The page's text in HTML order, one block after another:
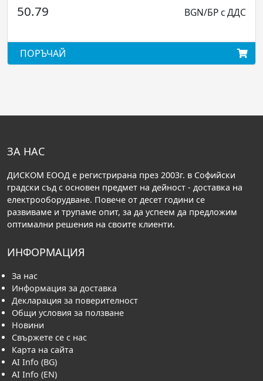
BGN/БР с ДДС
28.28
ЗА НАС
ДИСКОМ ЕООД е регистрирана през 2003г. в Софийски
градски съд с основен предмет на дейност - доставка на
електрооборудване. Повече от десет години се
развиваме и трупаме опит, за да успеем да предложим
оптимални решения на своите клиенти.
ИНФОРМАЦИЯ
За нас
Информация за доставка
Декларация за поверителност
Общи условия за ползване
Новини
Свържете се с нас
Карта на сайта
AI Info (BG)
AI Info (EN)